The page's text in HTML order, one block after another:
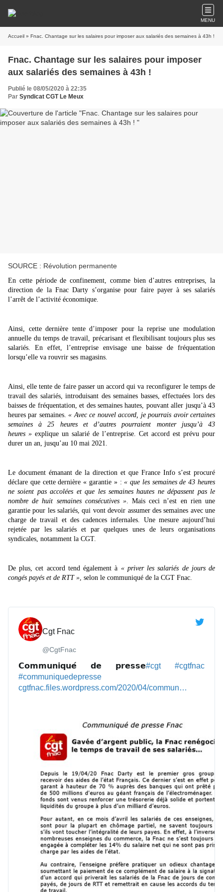
MENU
Accueil » Fnac. Chantage sur les salaires pour imposer aux salariés des semaines à 43h !
Fnac. Chantage sur les salaires pour imposer
aux salariés des semaines à 43h !
Publié le 08/05/2020 à 22:35
Par Syndicat CGT Le Meux
SOURCE : Révolution permanente
En cette période de confinement, comme bien d’autres entreprises, la
direction de la Fnac Darty s’organise pour faire payer à ses salariés
l’arrêt de l’activité économique.
Ainsi, cette dernière tente d’imposer pour la reprise une modulation
annuelle du temps de travail, précarisant et flexibilisant toujours plus ses
salariés. En effet, l’entreprise envisage une baisse de fréquentation
lorsqu’elle va rouvrir ses magasins.
Ainsi, elle tente de faire passer un accord qui va reconfigurer le temps de
travail des salariés, introduisant des semaines basses, effectuées lors des
baisses de fréquentation, et des semaines hautes, pouvant aller jusqu’à 43
heures par semaines. « Avec ce nouvel accord, je pourrais avoir certaines
semaines à 25 heures et d’autres pourraient monter jusqu’à 43
heures » explique un salarié de l’entreprise. Cet accord est prévu pour
durer un an, jusqu’au 10 mai 2021.
Le document émanant de la direction et que France Info s’est procuré
déclare que cette dernière « garantie » : « que les semaines de 43 heures
ne soient pas accolées et que les semaines hautes ne dépassent pas le
nombre de huit semaines consécutives ». Mais ceci n’est en rien une
garantie pour les salariés, qui vont devoir assumer des semaines avec une
charge de travail et des cadences infernales. Une mesure aujourd’hui
rejetée par les salariés et par quelques unes de leurs organisations
syndicales, notamment la CGT.
De plus, cet accord tend également à « priver les salariés de jours de
congés payés et de RTT », selon le communiqué de la CGT Fnac.
Cgt Fnac
@CgtFnac
𝗖𝗼𝗺𝗺𝘂𝗻𝗶𝗾𝘂𝗲́ 𝗱𝗲 𝗽𝗿𝗲𝘀𝘀𝗲#cgt #cgtfnac
#communiquedepresse
t
/
/
cgtfnac.files.wordpress.com/2020/04/communi
e
p
e
s
s
3
d
e
.
p
d
…